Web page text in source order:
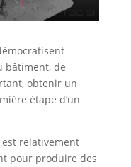
bâtiment, de
obtenir un
étape d’un
relativement
pour produire des